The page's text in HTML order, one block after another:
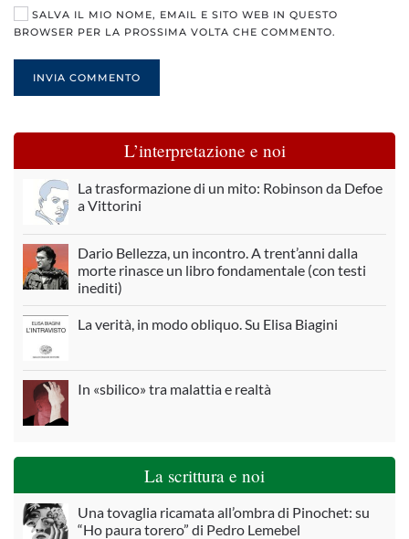
SALVA IL MIO NOME, EMAIL E SITO WEB IN QUESTO
BROWSER PER LA PROSSIMA VOLTA CHE COMMENTO.
INVIA COMMENTO
L’interpretazione e noi
La trasformazione di un mito: Robinson da Defoe
a Vittorini
Dario Bellezza, un incontro. A trent’anni dalla
morte rinasce un libro fondamentale (con testi
inediti)
La verità, in modo obliquo. Su Elisa Biagini
In «sbilico» tra malattia e realtà
La scrittura e noi
Una tovaglia ricamata all’ombra di Pinochet: su
“Ho paura torero” di Pedro Lemebel